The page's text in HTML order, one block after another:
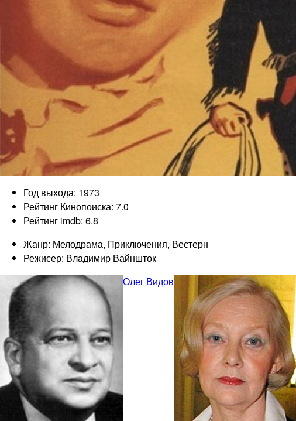
Год выхода: 1973
Рейтинг Кинопоиска: 7.0
Рейтинг imdb: 6.8
Жанр: Мелодрама, Приключения, Вестерн
Режисер: Владимир Вайншток
Олег Видов